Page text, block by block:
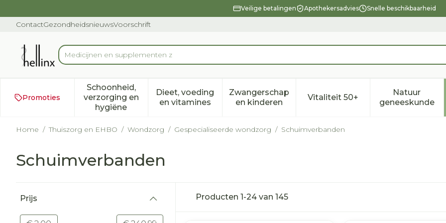
Veilige betalingen Apothekersadvies Snelle beschikbaarheid
ContactGezondheidsnieuwsVoorschrift
Product, merk, categorie...
Promoties
Schoonheid,
verzorging en
hygiëne
Toon submenu voor Schoonheid, verzorging en hygiëne categorie
Dieet, voeding
en vitaminesToon submenu voor Dieet, voeding en vitamines categorie
Zwangerschap
en kinderenToon submenu voor Zwangerschap en
Vitaliteit 50+Toon submenu voor
Natuur
geneeskunde
Toon
Home / Thuiszorg en EHBO / Wondzorg / Gespecialiseerde wondzorg / Schuimverbanden
Schuimverbanden
Prijs
Producten 1-24 van 145